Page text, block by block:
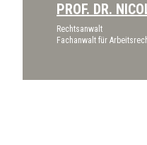
PROF. DR.
Rechtsanwalt
Fachanwalt für